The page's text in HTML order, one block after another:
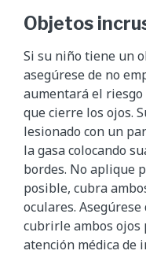
Objetos
Si su niño tiene un
asegúrese de no
aumentará el
que cierre los ojos.
lesionado con un
la gasa colocando
bordes. No aplique
posible, cubra
oculares.
cubrirle ambos ojos
atención médica de